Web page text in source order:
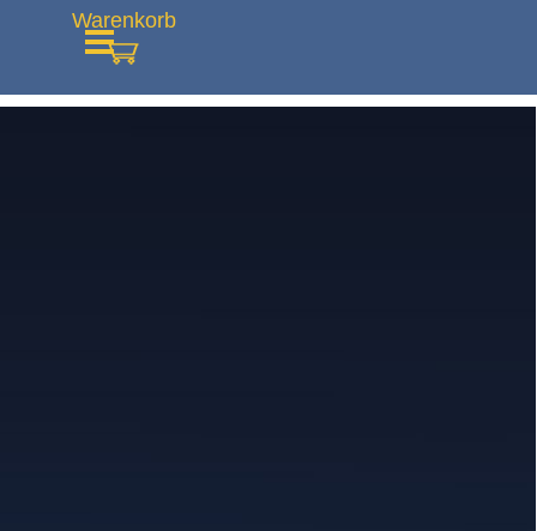
Direkt zum Seiteninhalt
Menü überspringen
Warenkorb